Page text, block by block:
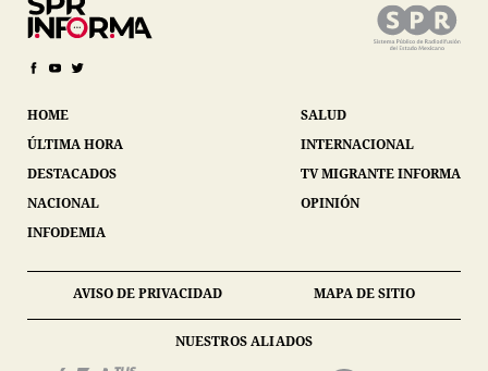
HOME
ÚLTIMA HORA
DESTACADOS
NACIONAL
INFODEMIA
SALUD
INTERNACIONAL
TV MIGRANTE INFORMA
OPINIÓN
AVISO DE PRIVACIDAD MAPA DE SITIO
NUESTROS ALIADOS